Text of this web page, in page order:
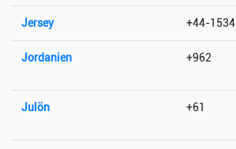
Jersey +44-1534
Jordanien +962
Julön +61